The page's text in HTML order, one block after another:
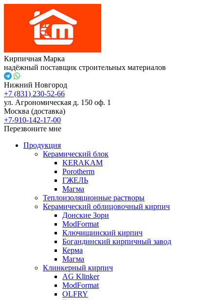
Кирпичная Марка
надёжный поставщик строительных материалов
Нижний Новгород
+7 (831) 230-52-66
ул. Агрономическая д. 150 оф. 1
Москва (доставка)
+7-910-142-17-00
Перезвоните мне
Продукция
Керамический блок
KERAKAM
Porotherm
ГЖЕЛЬ
Магма
Теплоизоляционные растворы
Керамический облицовочный кирпич
Донские Зори
ModFormat
Ключищинский кирпич
Богандинский кирпичный завод
Керма
Магма
Клинкерный кирпич
AG Klinker
ModFormat
OLFRY